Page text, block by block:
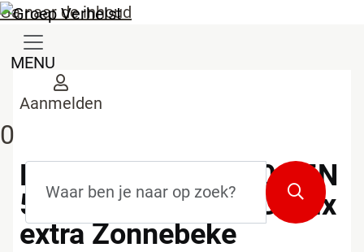
Ga naar de inhoud
MENU
Aanmelden
0
Zoeken
Porotherm PLS 500 15N
500x138x134mm Dryfix
extra Zonnebeke